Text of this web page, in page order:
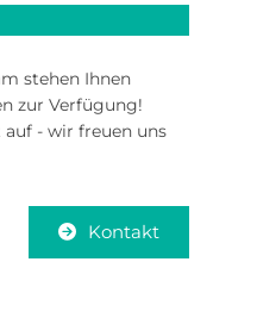
stehen Ihnen
zur Verfügung!
- wir freuen uns
Kontakt